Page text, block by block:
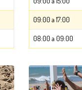
09:00 a 17:00
08:00 a 09:00